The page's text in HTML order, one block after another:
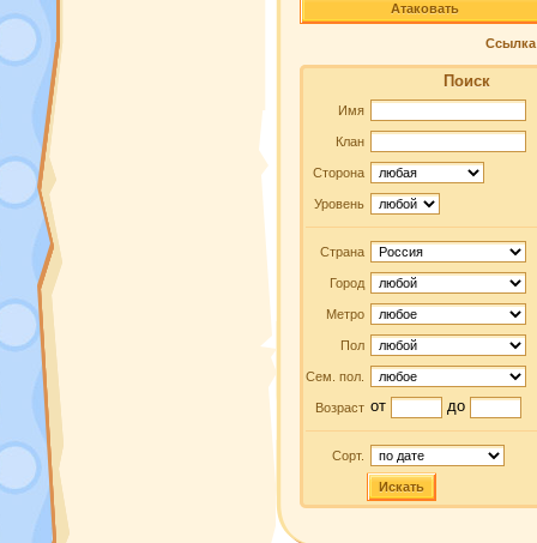
Атаковать
Ссылка
Поиск
Имя
Клан
Сторона
Уровень
Страна
Город
Метро
Пол
Сем. пол.
Возраст от до
Сорт.
Искать